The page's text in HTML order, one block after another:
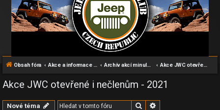
Obsah fóra Akce a informace pro všechny příznivce Wranglerů Archív akcí minulých let Akce JWC otevřené i nečlenům - 2021
Akce JWC otevřené i nečlenům - 2021
Nové téma Hledat